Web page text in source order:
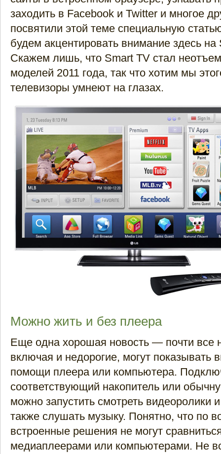
заходить в Facebook и Twitter и многое
посвятили этой теме специальную
будем акцентировать внимание здесь на
Скажем лишь, что Smart TV стал
моделей 2011 года, так что хотим мы
телевизоры умнеют на глазах.
Можно жить и без плеера
Еще одна хорошая новость — почти все
включая и недорогие, могут показывать
помощи плеера или компьютера.
соответствующий накопитель или
можно запустить смотреть видеоролики
также слушать музыку. Понятно, что по
встроенные решения не могут
медиаплеерами или компьютерами. Не